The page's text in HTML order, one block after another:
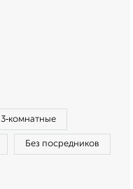
3‑комнатные
Без посредников